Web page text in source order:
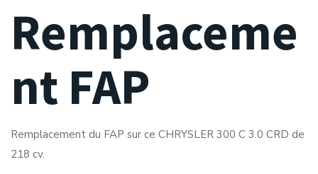
Remplaceme
nt FAP
Remplacement du FAP sur ce CHRYSLER 300 C 3.0 CRD de
218 cv.